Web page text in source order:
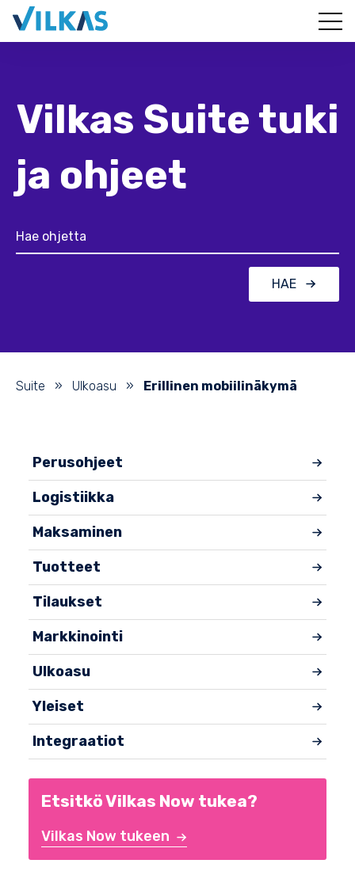
Vilkas Suite tuki
ja ohjeet
HAE
Suite » Ulkoasu » Erillinen mobiilinäkymä
Perusohjeet
Logistiikka
Maksaminen
Tuotteet
Tilaukset
Markkinointi
Ulkoasu
Yleiset
Integraatiot
Etsitkö Vilkas Now tukea?
Vilkas Now tukeen